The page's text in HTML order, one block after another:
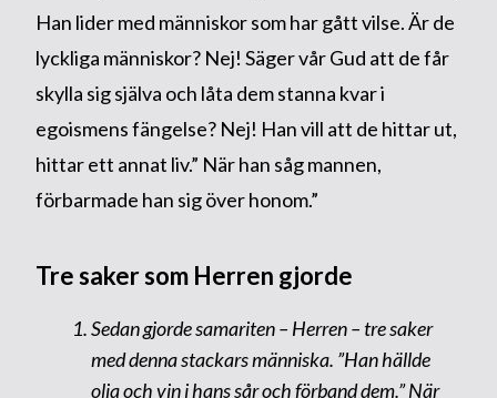
Han lider med människor som har gått vilse. Är de
lyckliga människor? Nej! Säger vår Gud att de får
skylla sig själva och låta dem stanna kvar i
egoismens fängelse? Nej! Han vill att de hittar ut,
hittar ett annat liv.” När han såg mannen,
förbarmade han sig över honom.”
Tre saker som Herren gjorde
Sedan gjorde samariten – Herren – tre saker
med denna stackars människa. ”Han hällde
olja och vin i hans sår och förband dem.” När